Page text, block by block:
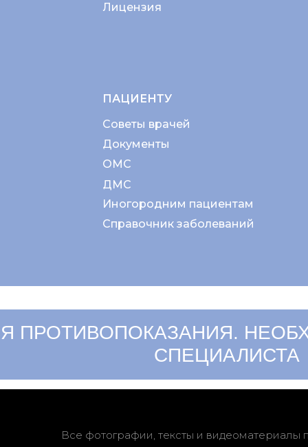
Лицензия
ПАЦИЕНТУ
Советы врачей
ОМС
Документы
ДМС
Иногородним пациентам
Справочник заболеваний
ПРОТИВОПОКАЗАНИЯ.
СПЕЦИАЛИСТА
Все фотографии, тексты и видеоматериалы